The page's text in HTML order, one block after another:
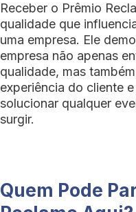
Receber o Prêmio
qualidade que
uma empresa. Ele
empresa não apenas
qualidade, mas
experiência do cliente
solucionar qualquer
surgir.
Quem Pode